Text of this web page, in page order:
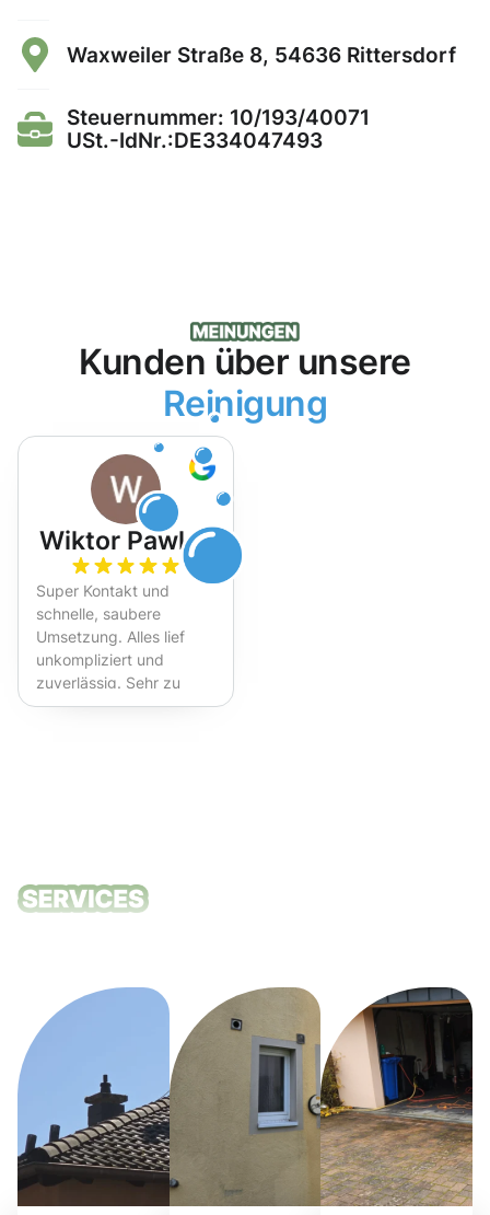
Waxweiler Straße 8, 54636 Rittersdorf
Steuernummer: 10/193/40071
USt.-IdNr.:DE334047493
Kunden über unsere
Reinigung
Wiktor Pawlak
Super Kontakt und
schnelle, saubere
Umsetzung. Alles lief
unkompliziert und
zuverlässig. Sehr zu
empfehlen!